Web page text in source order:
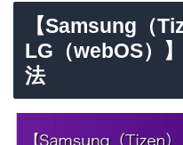
【Samsung（
LG（webOS）
法